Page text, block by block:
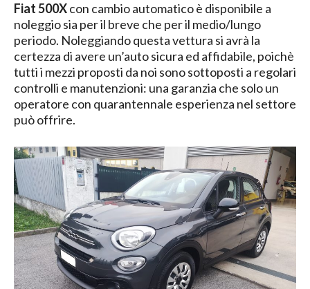
Fiat 500Xcon cambio automatico è disponibile a
noleggio sia per il breve che per il medio/lungo
periodo. Noleggiando questa vettura si avrà la
certezza di avere un’auto sicura ed affidabile, poichè
tutti i mezzi proposti da noi sono sottoposti a regolari
controlli e manutenzioni: una garanzia che solo un
operatore con quarantennale esperienza nel settore
può offrire.